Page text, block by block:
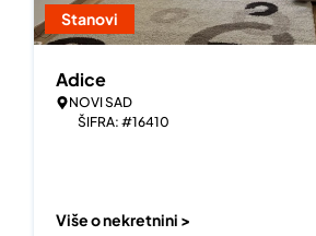
Stanovi
Adice
NOVI SAD
ŠIFRA: #16410
Više o nekretnini >